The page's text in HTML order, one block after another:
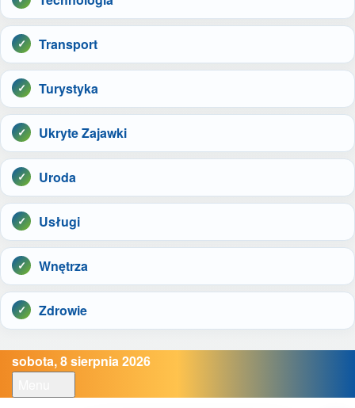
Transport
Turystyka
Ukryte Zajawki
Uroda
Usługi
Wnętrza
Zdrowie
sobota, 8 sierpnia 2026